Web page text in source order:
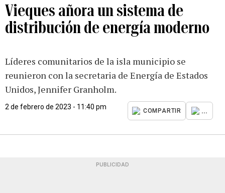
Vieques añora un sistema de
distribución de energía moderno
Líderes comunitarios de la isla municipio se
reunieron con la secretaria de Energía de Estados
Unidos, Jennifer Granholm.
2 de febrero de 2023 - 11:40 pm
COMPARTIR ...
PUBLICIDAD